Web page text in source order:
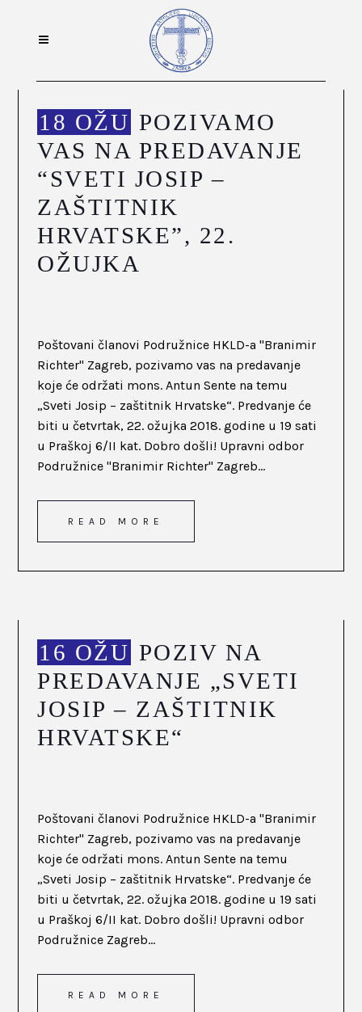
18 OŽU POZIVAMO
VAS NA PREDAVANJE
“SVETI JOSIP –
ZAŠTITNIK
HRVATSKE”, 22.
OŽUJKA
Poštovani članovi Podružnice HKLD-a "Branimir
Richter" Zagreb, pozivamo vas na predavanje
koje će održati mons. Antun Sente na temu
„Sveti Josip – zaštitnik Hrvatske“. Predvanje će
biti u četvrtak, 22. ožujka 2018. godine u 19 sati
u Praškoj 6/II kat. Dobro došli! Upravni odbor
Podružnice "Branimir Richter" Zagreb...
READ MORE
16 OŽU POZIV NA
PREDAVANJE „SVETI
JOSIP – ZAŠTITNIK
HRVATSKE“
Poštovani članovi Podružnice HKLD-a "Branimir
Richter" Zagreb, pozivamo vas na predavanje
koje će održati mons. Antun Sente na temu
„Sveti Josip – zaštitnik Hrvatske“. Predvanje će
biti u četvrtak, 22. ožujka 2018. godine u 19 sati
u Praškoj 6/II kat. Dobro došli! Upravni odbor
Podružnice Zagreb...
READ MORE